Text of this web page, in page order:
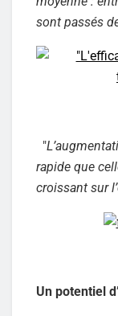
sont passés
"
rapide que
croissant sur
Un potentiel